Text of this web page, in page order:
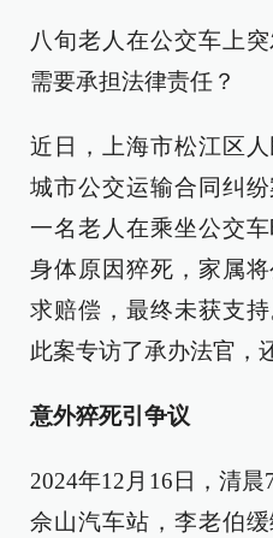
八旬老人在公交车上
需要承担法律责任？
近日，上海市松江区
城市公交运输合同纠
一名老人在乘坐公交
身体原因猝死，家属
求赔偿，最终未获支
此案专访了承办法官，
意外猝死引争议
2024年12月16日，清
佘山汽车站，李老伯缓